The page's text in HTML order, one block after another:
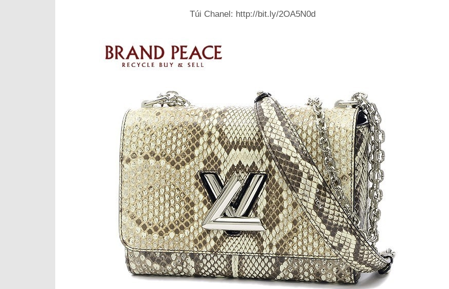
Túi Chanel: http://bit.ly/2OA5N0d